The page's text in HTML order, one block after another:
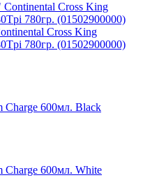
Cross King
780гр. (01502900000)
600мл. Black
600мл. White